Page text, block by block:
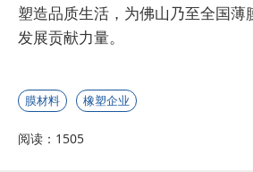
塑造品质生活，为佛山乃至全国薄
发展贡献力量。
膜材料 橡塑企业
阅读：1505